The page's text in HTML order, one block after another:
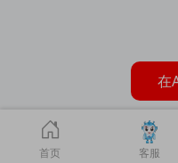
首页 客服
在